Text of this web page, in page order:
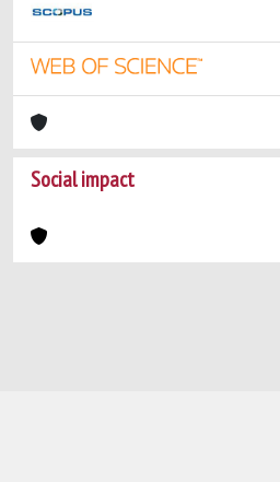
Social impact